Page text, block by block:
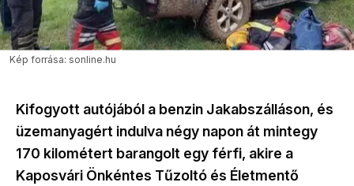
Kép forrása: sonline.hu
Kifogyott autójából a benzin Jakabszálláson, és
üzemanyagért indulva négy napon át mintegy
170 kilométert barangolt egy férfi, akire a
Kaposvári Önkéntes Tűzoltó és Életmentő